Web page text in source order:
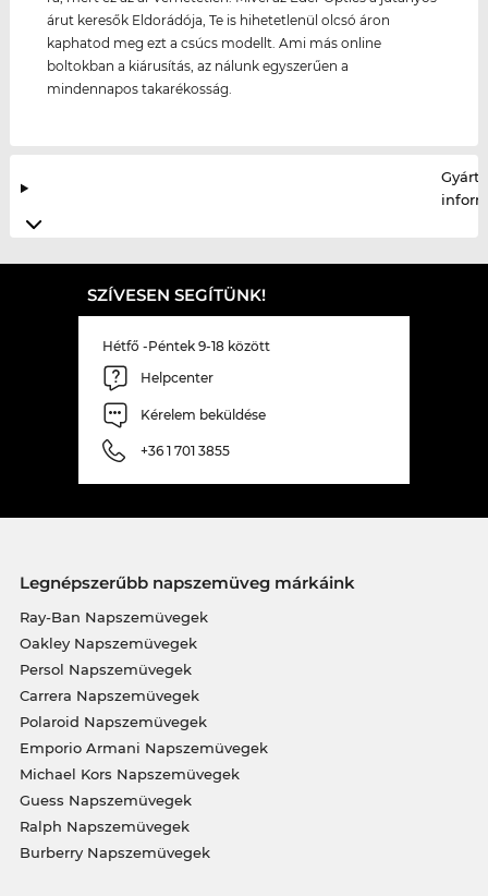
árut keresők Eldorádója, Te is hihetetlenül olcsó áron
kaphatod meg ezt a csúcs modellt. Ami más online
boltokban a kiárusítás, az nálunk egyszerűen a
mindennapos takarékosság.
SZÍVESEN SEGÍTÜNK!
Hétfő -Péntek 9-18 között
Helpcenter
Kérelem beküldése
+36 1 701 3855
Legnépszerűbb napszemüveg márkáink
Ray-Ban Napszemüvegek
Oakley Napszemüvegek
Persol Napszemüvegek
Carrera Napszemüvegek
Polaroid Napszemüvegek
Emporio Armani Napszemüvegek
Michael Kors Napszemüvegek
Guess Napszemüvegek
Ralph Napszemüvegek
Burberry Napszemüvegek